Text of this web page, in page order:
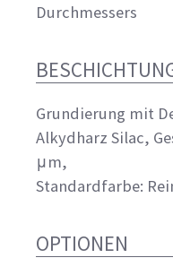
Durchmessers
Grundierung mit
Alkydharz Silac,
μm,
Standardfarbe:
OPTIONEN